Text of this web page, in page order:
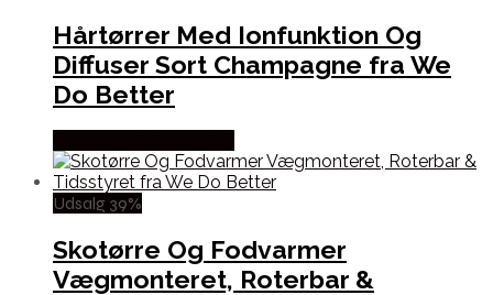
Hårtørrer Med Ionfunktion Og
Diffuser Sort Champagne fra We
Do Better
Udsalg 39%
Skotørre Og Fodvarmer
Vægmonteret, Roterbar &